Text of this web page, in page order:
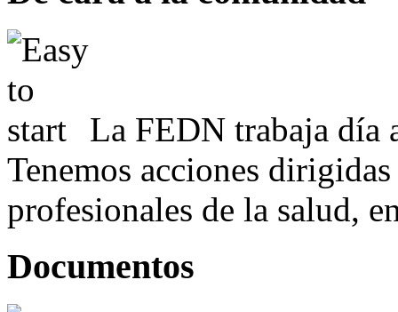
La FEDN trabaja día
Tenemos acciones
profesionales de la salud,
Documentos